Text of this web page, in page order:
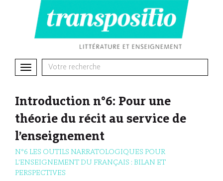
Toggle
Introduction n°6: Pour une
théorie du récit au service de
l’enseignement
N°6 LES OUTILS NARRATOLOGIQUES POUR
L'ENSEIGNEMENT DU FRANÇAIS : BILAN ET
PERSPECTIVES